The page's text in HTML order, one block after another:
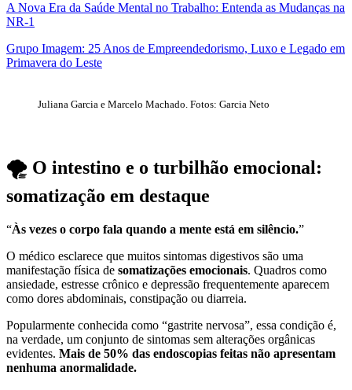
A Nova Era da Saúde Mental no Trabalho: Entenda as Mudanças na
NR-1
Grupo Imagem: 25 Anos de Empreendedorismo, Luxo e Legado em
Primavera do Leste
Juliana Garcia e Marcelo Machado. Fotos: Garcia Neto
🌪️ O intestino e o turbilhão emocional:
somatização em destaque
“Às vezes o corpo fala quando a mente está em silêncio.”
O médico esclarece que muitos sintomas digestivos são uma
manifestação física de somatizações emocionais. Quadros como
ansiedade, estresse crônico e depressão frequentemente aparecem
como dores abdominais, constipação ou diarreia.
Popularmente conhecida como “gastrite nervosa”, essa condição é,
na verdade, um conjunto de sintomas sem alterações orgânicas
evidentes. Mais de 50% das endoscopias feitas não apresentam
nenhuma anormalidade.